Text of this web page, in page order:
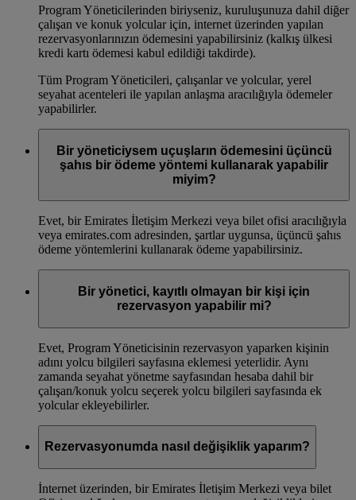
Program Yöneticilerinden biriyseniz, kuruluşunuza dahil diğer
çalışan ve konuk yolcular için, internet üzerinden yapılan
rezervasyonlarınızın ödemesini yapabilirsiniz (kalkış ülkesi
kredi kartı ödemesi kabul edildiği takdirde).
Tüm Program Yöneticileri, çalışanlar ve yolcular, yerel
seyahat acenteleri ile yapılan anlaşma aracılığıyla ödemeler
yapabilirler.
Bir yöneticiysem uçuşların ödemesini üçüncü
şahıs bir ödeme yöntemi kullanarak yapabilir
miyim?
Evet, bir Emirates İletişim Merkezi veya bilet ofisi aracılığıyla
veya emirates.com adresinden, şartlar uygunsa, üçüncü şahıs
ödeme yöntemlerini kullanarak ödeme yapabilirsiniz.
Bir yönetici, kayıtlı olmayan bir kişi için
rezervasyon yapabilir mi?
Evet, Program Yöneticisinin rezervasyon yaparken kişinin
adını yolcu bilgileri sayfasına eklemesi yeterlidir. Aynı
zamanda seyahat yönetme sayfasından hesaba dahil bir
çalışan/konuk yolcu seçerek yolcu bilgileri sayfasında ek
yolcular ekleyebilirler.
Rezervasyonumda nasıl değişiklik yaparım?
İnternet üzerinden, bir Emirates İletişim Merkezi veya bilet